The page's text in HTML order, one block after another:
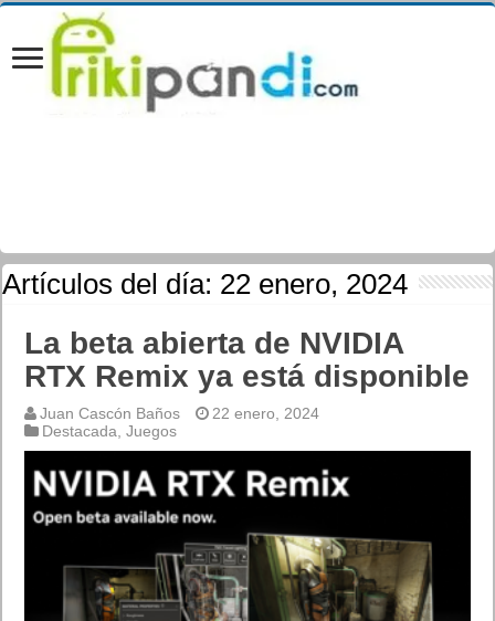
Artículos del día: 22 enero, 2024
La beta abierta de NVIDIA
RTX Remix ya está disponible
Juan Cascón Baños
22 enero, 2024
Destacada ,Juegos